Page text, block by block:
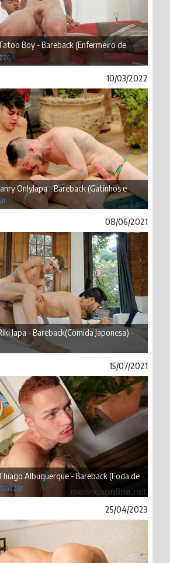
Boy - Bareback (Enfermeiro de
10/03/2022
OnlyJapa - Bareback (Gatinhos e
08/06/2021
Japa - Bareback(Comida Japonesa) -
15/07/2021
Albuquerque - Bareback (Foda de
25/04/2023